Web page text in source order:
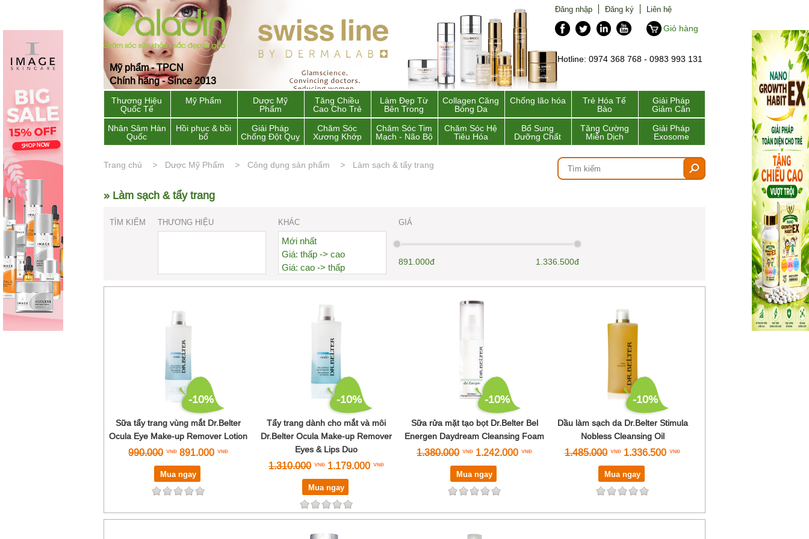
Mỹ phẩm - TPCN
Chính hãng - Since 2013
Đăng nhập Đăng ký
Liên hệ
Giỏ hàng
Hotline: 0974 368 768 - 0983 993 131
Thương Hiệu
Quốc Tế
Mỹ Phẩm
Dược Mỹ
Phẩm
Tăng Chiều
Cao Cho Trẻ
Làm Đẹp Từ
Bên Trong
Collagen Căng
Bóng Da
Chống lão hóa
Trẻ Hóa Tế
Bào
Giải Pháp
Giảm Cân
Nhân Sâm Hàn
Quốc
Hồi phục & bồi
bổ
Giải Pháp
Chống Đột Quỵ
Chăm Sóc
Xương Khớp
Chăm Sóc Tim
Mạch - Não Bộ
Chăm Sóc Hệ
Tiêu Hóa
Bổ Sung
Dưỡng Chất
Tăng Cường
Miễn Dịch
Giải Pháp
Exosome
Trang chủ Dược Mỹ Phẩm Công dụng sản phẩm Làm sạch & tẩy trang
» Làm sạch & tẩy trang
TÌM KIẾM THƯƠNG HIỆU KHÁC
Mới nhất
Giá: thấp -> cao
Giá: cao -> thấp
Đánh giá cao nhất
GIÁ
891.000đ 1.336.500đ
-10%
Sữa tẩy trang vùng mắt Dr.Belter
Ocula Eye Make-up Remover Lotion
990.000 891.000
Mua ngay
-10%
Tẩy trang dành cho mắt và môi
Dr.Belter Ocula Make-up Remover
Eyes & Lips Duo
1.310.000 1.179.000
Mua ngay
-10%
Sữa rửa mặt tạo bọt Dr.Belter Bel
Energen Daydream Cleansing Foam
1.380.000 1.242.000
Mua ngay
-10%
Dầu làm sạch da Dr.Belter Stimula
Nobless Cleansing Oil
1.485.000 1.336.500
Mua ngay